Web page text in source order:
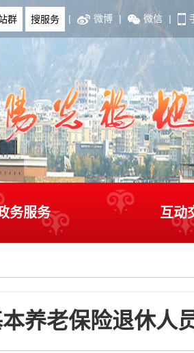
| 微博 | 微信 |
务服务 互动
养老保险退休人